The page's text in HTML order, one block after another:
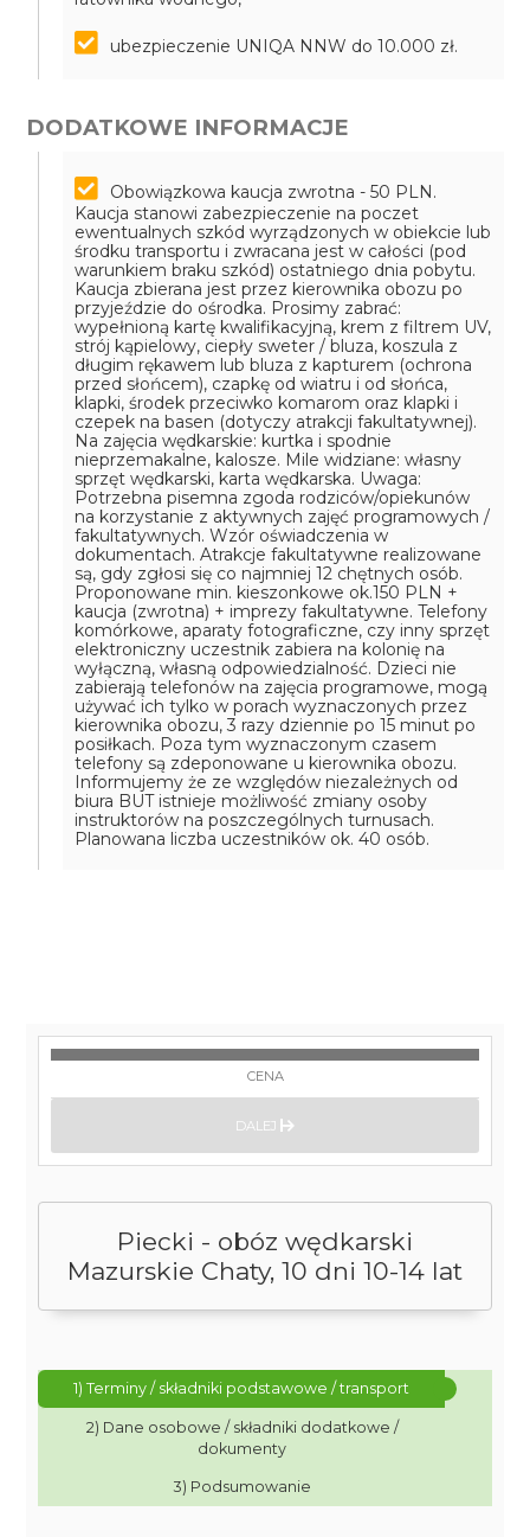
ubezpieczenie UNIQA NNW do 10.000 zł.
DODATKOWE INFORMACJE
Obowiązkowa kaucja zwrotna - 50 PLN.
Kaucja stanowi zabezpieczenie na poczet
ewentualnych szkód wyrządzonych w obiekcie lub
środku transportu i zwracana jest w całości (pod
warunkiem braku szkód) ostatniego dnia pobytu.
Kaucja zbierana jest przez kierownika obozu po
przyjeździe do ośrodka. Prosimy zabrać:
wypełnioną kartę kwalifikacyjną, krem z filtrem UV,
strój kąpielowy, ciepły sweter / bluza, koszula z
długim rękawem lub bluza z kapturem (ochrona
przed słońcem), czapkę od wiatru i od słońca,
klapki, środek przeciwko komarom oraz klapki i
czepek na basen (dotyczy atrakcji fakultatywnej).
Na zajęcia wędkarskie: kurtka i spodnie
nieprzemakalne, kalosze. Mile widziane: własny
sprzęt wędkarski, karta wędkarska. Uwaga:
Potrzebna pisemna zgoda rodziców/opiekunów
na korzystanie z aktywnych zajęć programowych /
fakultatywnych. Wzór oświadczenia w
dokumentach. Atrakcje fakultatywne realizowane
są, gdy zgłosi się co najmniej 12 chętnych osób.
Proponowane min. kieszonkowe ok.150 PLN +
kaucja (zwrotna) + imprezy fakultatywne. Telefony
komórkowe, aparaty fotograficzne, czy inny sprzęt
elektroniczny uczestnik zabiera na kolonię na
wyłączną, własną odpowiedzialność. Dzieci nie
zabierają telefonów na zajęcia programowe, mogą
używać ich tylko w porach wyznaczonych przez
kierownika obozu, 3 razy dziennie po 15 minut po
posiłkach. Poza tym wyznaczonym czasem
telefony są zdeponowane u kierownika obozu.
Informujemy że ze względów niezależnych od
biura BUT istnieje możliwość zmiany osoby
instruktorów na poszczególnych turnusach.
Planowana liczba uczestników ok. 40 osób.
Piecki - obóz wędkarski
Mazurskie Chaty, 10 dni 10-14 lat
1) Terminy / składniki podstawowe / transport
2) Dane osobowe / składniki dodatkowe /
dokumenty
3) Podsumowanie
CENA
DALEJ